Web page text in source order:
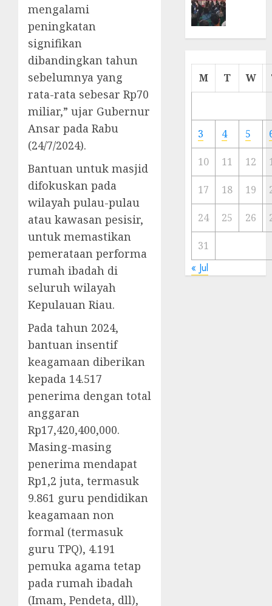
mengalami
peningkatan
signifikan
dibandingkan tahun
sebelumnya yang
rata-rata sebesar Rp70
miliar,” ujar Gubernur
Ansar pada Rabu
(24/7/2024).
Bantuan untuk masjid
difokuskan pada
wilayah pulau-pulau
atau kawasan pesisir,
untuk memastikan
pemerataan performa
rumah ibadah di
seluruh wilayah
Kepulauan Riau.
Pada tahun 2024,
bantuan insentif
keagamaan diberikan
kepada 14.517
penerima dengan total
anggaran
Rp17,420,400,000.
Masing-masing
penerima mendapat
Rp1,2 juta, termasuk
9.861 guru pendidikan
keagamaan non
formal (termasuk
guru TPQ), 4.191
pemuka agama tetap
pada rumah ibadah
(Imam, Pendeta, dll),
Cermin
Ibu
Kota
23/11/
M T W
3 4 5
10 11 12
17 18 19
24 25 26
31
« Jul